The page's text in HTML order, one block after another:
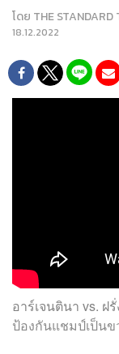
โดย THE STANDARD
18.12.2022
อาร์เจนตินา vs. ฝ
ป้องกันแชมป์เป็น